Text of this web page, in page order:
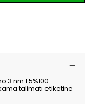
nm:1.5%100
talimatı etiketine